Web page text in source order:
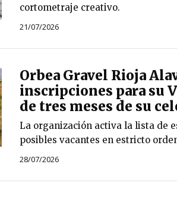
cortometraje creativo.
21/07/2026
Orbea Gravel Rioja
inscripciones para su
de tres meses de su
La organización activa la lista de
posibles vacantes en estricto
28/07/2026